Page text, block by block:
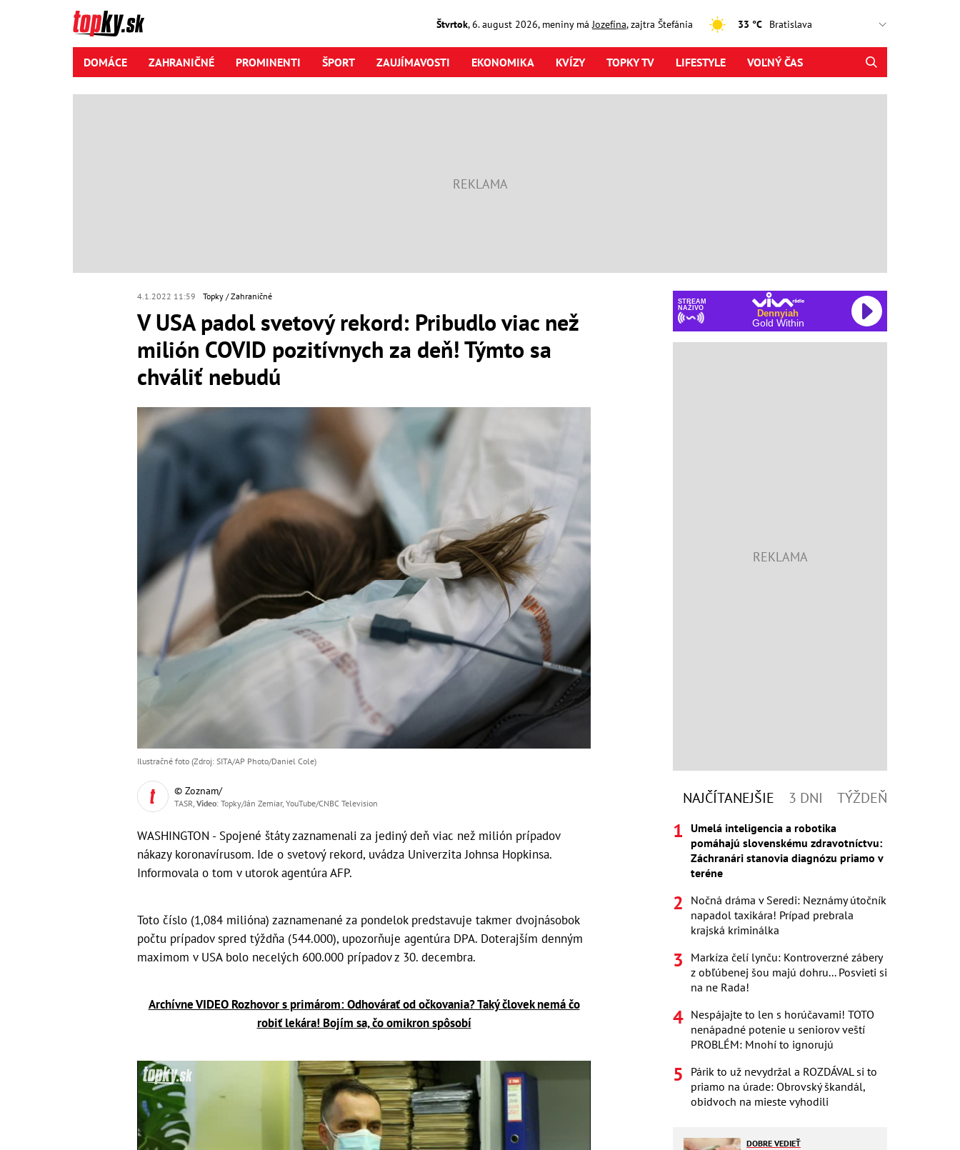
Štvrtok,6. august2026, meniny má Jozefína, zajtra Štefánia 33 °C
DOMÁCE ZAHRANIČNÉ PROMINENTI ŠPORT ZAUJÍMAVOSTI EKONOMIKA KVÍZY TOPKY TV LIFESTYLE VOĽNÝ ČAS
4.1.2022 11:59 Topky Zahraničné
V USA padol svetový rekord: Pribudlo viac než
milión COVID pozitívnych za deň! Týmto sa
chváliť nebudú
Ilustračné foto (Zdroj: SITA/AP Photo/Daniel Cole)
© Zoznam/
TASR, Video: Topky/Ján Zemiar, YouTube/CNBC Television
WASHINGTON - Spojené štáty zaznamenali za jediný deň viac než milión prípadov
nákazy koronavírusom. Ide o svetový rekord, uvádza Univerzita Johnsa Hopkinsa.
Informovala o tom v utorok agentúra AFP.
Toto číslo (1,084 milióna) zaznamenané za pondelok predstavuje takmer dvojnásobok
počtu prípadov spred týždňa (544.000), upozorňuje agentúra DPA. Doterajším denným
maximom v USA bolo necelých 600.000 prípadov z 30. decembra.
Archívne VIDEO Rozhovor s primárom: Odhovárať od očkovania? Taký človek nemá čo
robiť lekára! Bojím sa, čo omikron spôsobí
STREAM
NAŽIVO
Dennyiah
Gold Within
NAJČÍTANEJŠIE 3 DNI TÝŽDEŇ
Umelá inteligencia a robotika
pomáhajú slovenskému zdravotníctvu:
Záchranári stanovia diagnózu priamo v
teréne
Nočná dráma v Seredi: Neznámy útočník
napadol taxikára! Prípad prebrala
krajská kriminálka
Markíza čelí lynču: Kontroverzné zábery
z obľúbenej šou majú dohru... Posvieti si
na ne Rada!
Nespájajte to len s horúčavami! TOTO
nenápadné potenie u seniorov veští
PROBLÉM: Mnohí to ignorujú
Párik to už nevydržal a ROZDÁVAL si to
priamo na úrade: Obrovský škandál,
obidvoch na mieste vyhodili
DOBRE VEDIEŤ